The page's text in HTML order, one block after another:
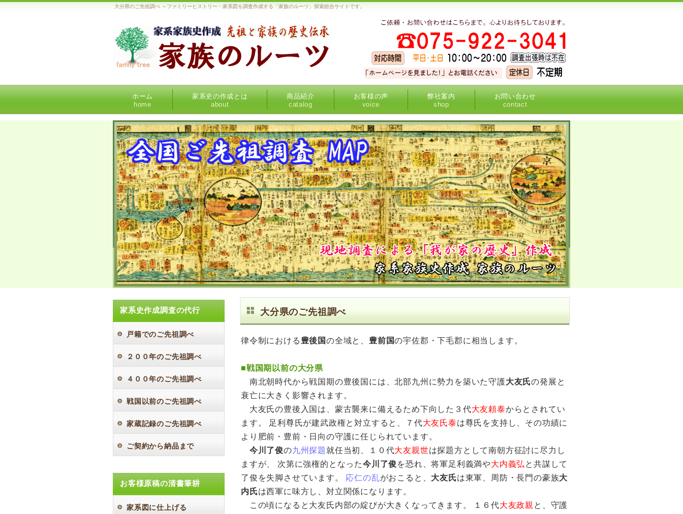
大分県のご先祖調べ ～ファミリーヒストリー・家系図を調査作成する「家族のルーツ」探索総合サイトです。
ホーム
home
家系史の作成とは
about
商品紹介
catalog
お客様の声
voice
弊社案内
shop
お問い合わせ
contact
大分県のご先祖調べ
律令制における 豊後国の全域と、 豊前国の宇佐郡・下毛郡に相当します。
■戦国期以前の大分県
南北朝時代から戦国期の豊後国には、北部九州に勢力を築いた守護大友氏の発展と
衰亡に大きく影響されます。
大友氏の豊後入国は、蒙古襲来に備えるため下向した３代大友頼泰からとされてい
ます。 足利尊氏が建武政権と対立すると、７代大友氏泰は尊氏を支持し、その功績に
より肥前・豊前・日向の守護に任じられています。
今川了俊の九州探題 就任当初、１０代大友親世は探題方として南朝方征討に尽力し
ますが、 次第に強権的となった今川了俊 を恐れ、将軍足利義満や大内義弘 と共謀して
了俊を失脚させています。 応仁の乱がおこると、 大友氏は東軍、周防・長門の豪族大
内氏は西軍に味方し、対立関係になります。
この頃になると大友氏内部の綻びが大きくなってきます。 １６代大友政親 と、守護
家系史作成調査の代行
戸籍でのご先祖調べ
２００年のご先祖調べ
４００年のご先祖調べ
戦国以前のご先祖調べ
家蔵記録のご先祖調べ
ご契約から納品まで
お客様原稿の清書筆耕
家系図に仕上げる